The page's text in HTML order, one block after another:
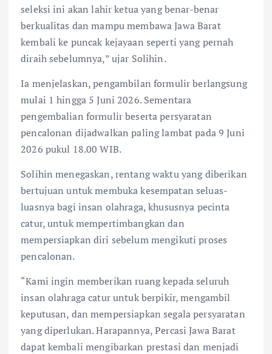
seleksi ini akan lahir ketua yang benar-benar
berkualitas dan mampu membawa Jawa Barat
kembali ke puncak kejayaan seperti yang pernah
diraih sebelumnya,” ujar Solihin.
Ia menjelaskan, pengambilan formulir berlangsung
mulai 1 hingga 5 Juni 2026. Sementara
pengembalian formulir beserta persyaratan
pencalonan dijadwalkan paling lambat pada 9 Juni
2026 pukul 18.00 WIB.
Solihin menegaskan, rentang waktu yang diberikan
bertujuan untuk membuka kesempatan seluas-
luasnya bagi insan olahraga, khususnya pecinta
catur, untuk mempertimbangkan dan
mempersiapkan diri sebelum mengikuti proses
pencalonan.
“Kami ingin memberikan ruang kepada seluruh
insan olahraga catur untuk berpikir, mengambil
keputusan, dan mempersiapkan segala persyaratan
yang diperlukan. Harapannya, Percasi Jawa Barat
dapat kembali mengibarkan prestasi dan menjadi